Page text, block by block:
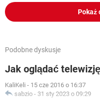
Pokaż
Podobne dyskusje
Jak oglądać
KaliKeli - 15 cze 2016 o 16:37
sabzio - 31 sty 2023 o 09:29